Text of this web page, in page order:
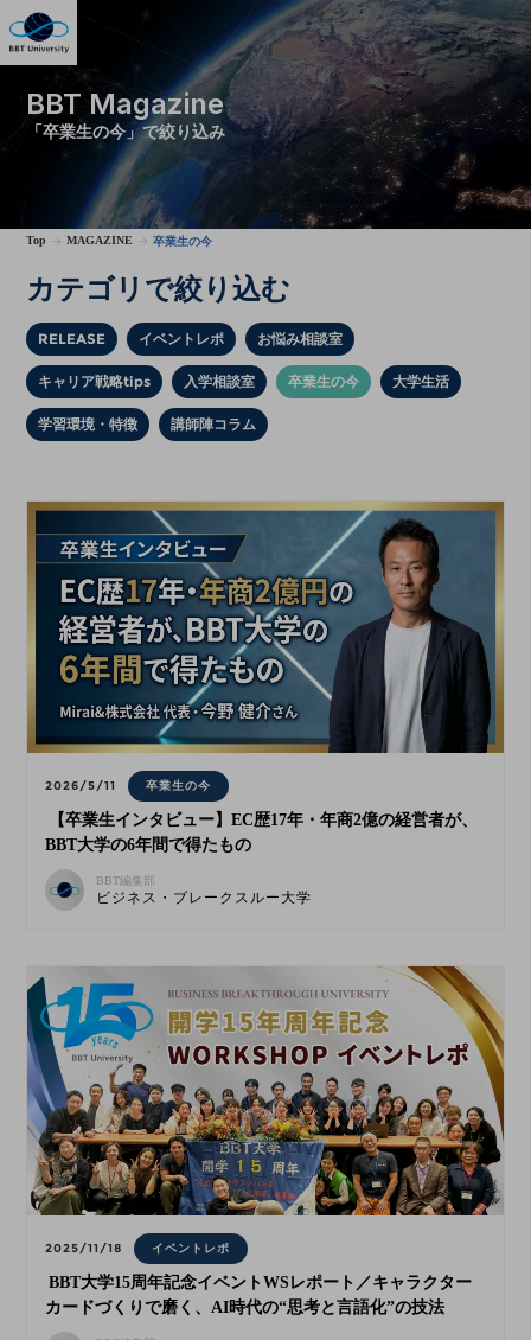
BBT Magazine
「卒業生の今」で絞り込み
Top MAGAZINE 卒業生の今
カテゴリで絞り込む
RELEASE イベントレポ お悩み相談室
キャリア戦略tips 入学相談室 卒業生の今 大学生活
学習環境・特徴 講師陣コラム
2026/5/11 卒業生の今
【卒業生インタビュー】EC歴17年・年商2億の経営者が、
BBT大学の6年間で得たもの
BBT編集部
ビジネス・ブレークスルー大学
2025/11/18 イベントレポ
BBT大学15周年記念イベントWSレポート／キャラクター
カードづくりで磨く、AI時代の“思考と言語化”の技法